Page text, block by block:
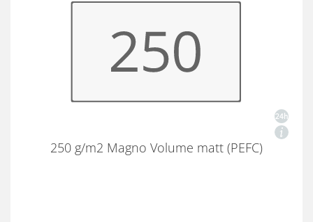
250 g/m2 Magno Volume matt (PEFC)